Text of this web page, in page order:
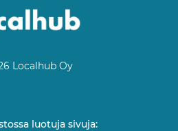
Localhub Oy
luotuja sivuja: